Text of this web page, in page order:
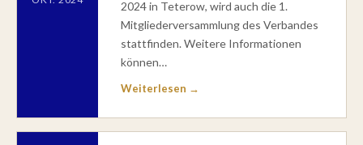
2024 in Teterow, wird auch die 1.
Mitgliederversammlung des Verbandes
stattfinden. Weitere Informationen
können…
Weiterlesen →